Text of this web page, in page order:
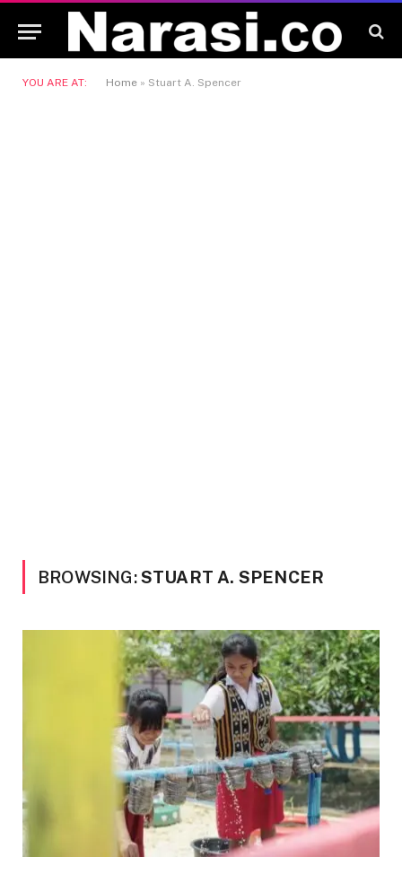
YOU ARE AT: Home » Stuart A. Spencer
BROWSING:STUART A. SPENCER